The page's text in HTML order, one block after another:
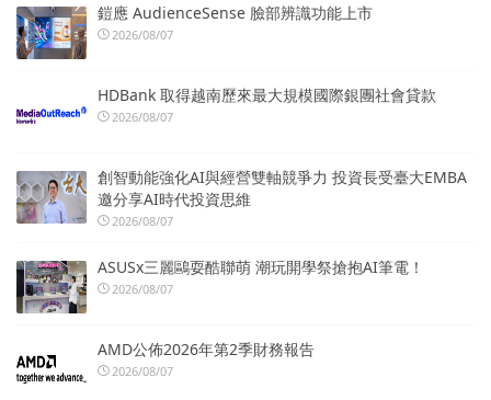
鎧應 AudienceSense 臉部辨識功能上市
2026/08/07
HDBank 取得越南歷來最大規模國際銀團社會貸款
2026/08/07
創智動能強化AI與經營雙軸競爭力 投資長受臺大EMBA
邀分享AI時代投資思維
2026/08/07
ASUSx三麗鷗耍酷聯萌 潮玩開學祭搶抱AI筆電！
2026/08/07
AMD公佈2026年第2季財務報告
2026/08/07